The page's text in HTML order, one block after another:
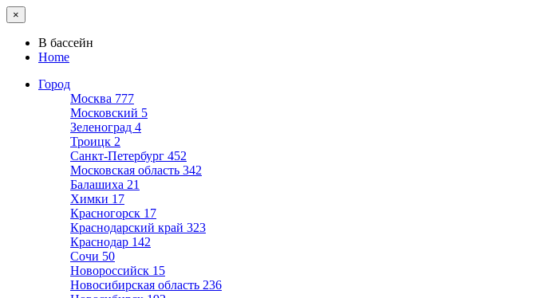
×
В бассейн
Home
Город
Москва 777
Московский 5
Зеленоград 4
Троицк 2
Санкт-Петербург 452
Московская область 342
Балашиха 21
Химки 17
Красногорск 17
Краснодарский край 323
Краснодар 142
Сочи 50
Новороссийск 15
Новосибирская область 236